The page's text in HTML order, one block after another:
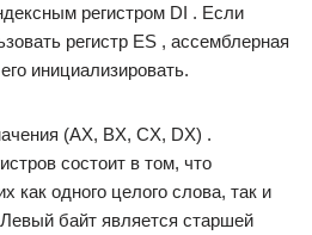
регистром DI . Если
регистр ES , ассемблерная
инициализировать.
(AX, BX, CX, DX) .
состоит в том, что
как одного целого слова, так и
байт является старшей